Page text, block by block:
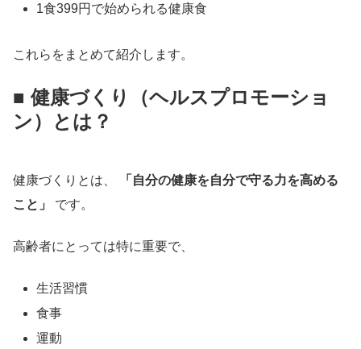
1食399円で始められる健康食
これらをまとめて紹介します。
■ 健康づくり（ヘルスプロモーショ
ン）とは？
健康づくりとは、
「自分の健康を自分で守る力を高める
こと」
です。
高齢者にとっては特に重要で、
生活習慣
食事
運動